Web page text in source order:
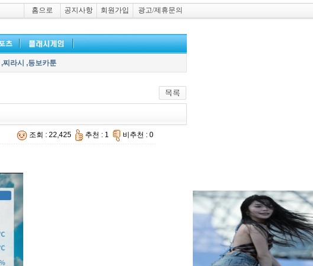
홈으로 공지사항 회원가입 광고/제휴문의
,찌라시 ,등보카툰
조회 : 22,425 추천 : 1 비추천 : 0